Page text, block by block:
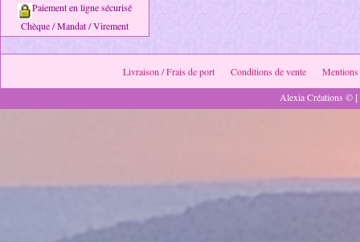
Paiement en ligne sécurisé
Chèque / Mandat / Virement
Livraison / Frais de port Conditions de vente
Mentions
Alexia Créations ©